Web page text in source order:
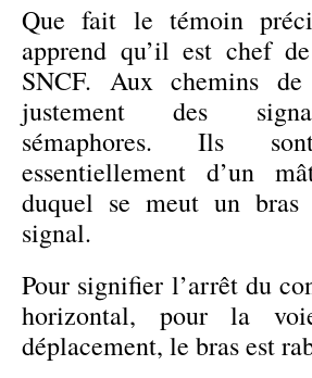
Que fait le témoin
apprend qu’il est chef
SNCF. Aux chemins
justement des
sémaphores. Ils
essentiellement d’un
duquel se meut un bras
signal.
Pour signifier l’arrêt du
horizontal, pour la
déplacement, le bras est